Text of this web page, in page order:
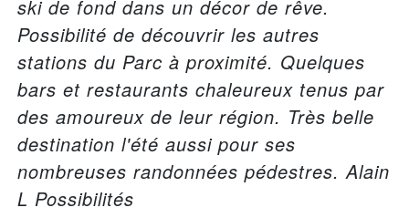
ski de fond dans un décor de rêve.
Possibilité de découvrir les autres
stations du Parc à proximité. Quelques
bars et restaurants chaleureux tenus par
des amoureux de leur région. Très belle
destination l'été aussi pour ses
nombreuses randonnées pédestres. Alain
L Possibilités